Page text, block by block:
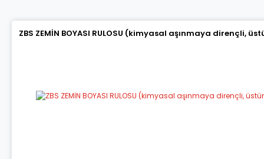
ZBS ZEMİN BOYASI RULOSU (kimyasal aşınmaya dirençli,